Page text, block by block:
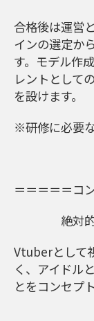
合格後は運営
インの選定か
す。モデル作
レントとして
を設けます。
※研修に必要
＝＝＝＝＝コ
絶対的
Vtuberとして
く、アイドル
とをコンセプ